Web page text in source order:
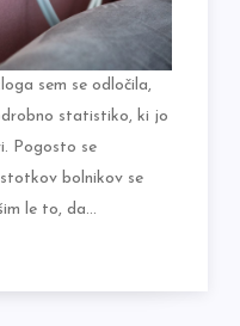
sem se odločila,
statistiko, ki jo
Pogosto se
bolnikov se
le to, da…